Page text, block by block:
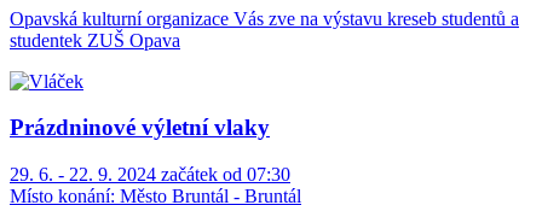
Opavská kulturní organizace Vás zve na výstavu kreseb studentů a
studentek ZUŠ Opava
Prázdninové výletní vlaky
29. 6. - 22. 9. 2024 začátek od 07:30
Místo konání: Město Bruntál - Bruntál